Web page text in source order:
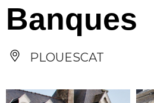
Banques
PLOUESCAT